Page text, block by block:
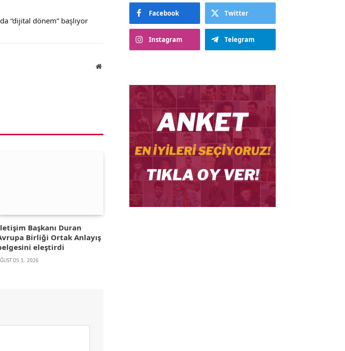
“dijital dönem” başlıyor
Website
Başkanı Duran
Birliği Ortak Anlayış
eleştirdi
3, 2026
Facebook Twitter
Instagram Telegram